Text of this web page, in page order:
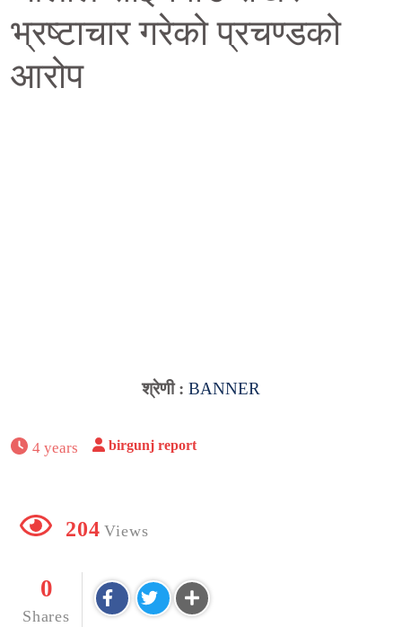
भ्रष्टाचार गरेको प्रचण्डको
आरोप
श्रेणी : BANNER
4 years birgunj report
204 Views
0
Shares